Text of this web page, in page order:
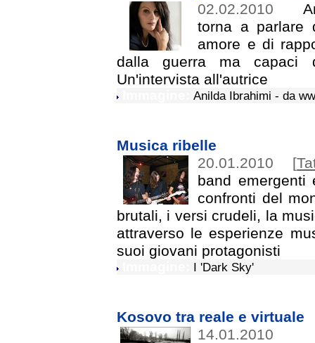
02.02.2010
torna a parlare
amore e di
dalla guerra ma capaci
Un'intervista all'autrice
Immagine:Anilda Ibrahimi - da
Musica ribelle
20.01.2010
[
band emergenti
confronti del
brutali, i versi crudeli, la
attraverso le esperienze
suoi giovani protagonisti
I 'Dark Sky'
Kosovo tra reale e virtuale
14.01.2010